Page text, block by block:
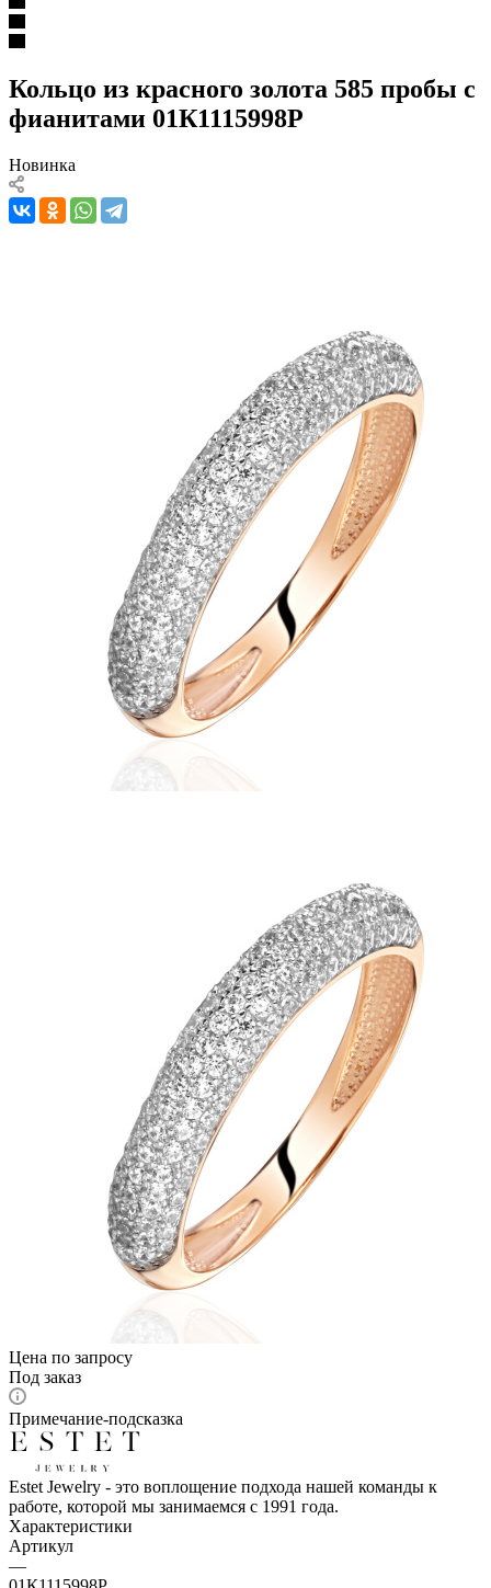
Кольцо из красного золота 585 пробы с
фианитами 01К1115998Р
Новинка
Цена по запросу
Под заказ
Примечание-подсказка
Estet Jewelry - это воплощение подхода нашей команды к
работе, которой мы занимаемся с 1991 года.
Характеристики
Артикул
—